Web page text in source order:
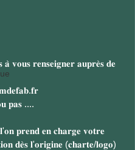
𝐚̀ 𝐯𝐨𝐮𝐬 𝐫𝐞𝐧𝐬𝐞𝐢𝐠𝐧𝐞𝐫 𝐚𝐮𝐩𝐫𝐞̀𝐬 𝐝𝐞
𝐩𝐚𝐬 ....
𝐩𝐫𝐞𝐧𝐝 𝐞𝐧 𝐜𝐡𝐚𝐫𝐠𝐞 𝐯𝐨𝐭𝐫𝐞
𝐝𝐞̀𝐬 𝐥'𝐨𝐫𝐢𝐠𝐢𝐧𝐞 (𝐜𝐡𝐚𝐫𝐭𝐞/𝐥𝐨𝐠𝐨)